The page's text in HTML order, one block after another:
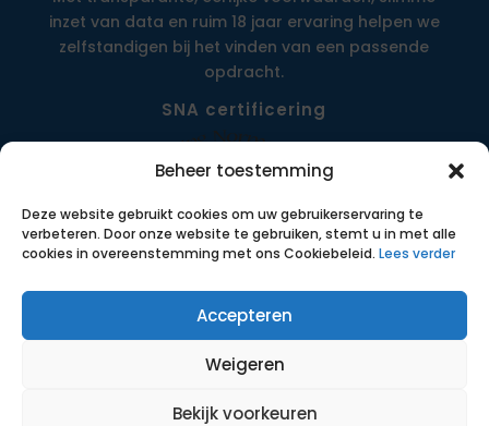
Beheer toestemming
Deze website gebruikt cookies om uw gebruikerservaring te
verbeteren. Door onze website te gebruiken, stemt u in met alle
cookies in overeenstemming met ons Cookiebeleid. Lees verder
Accepteren
Weigeren
Bekijk voorkeuren
inzet van data en ruim 18 jaar ervaring helpen we
zelfstandigen bij het vinden van een passende
opdracht.
SNA certificering
Opdrachten
Werkwijze